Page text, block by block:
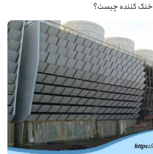
خنک کننده چیست؟